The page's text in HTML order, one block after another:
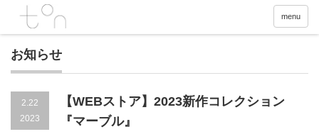
menu
お知らせ
2.22
2023
【WEBストア】2023新作コレクション
『マーブル』